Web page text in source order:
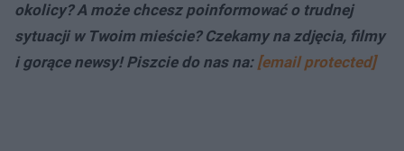
okolicy? A może chcesz poinformować o trudnej
sytuacji w Twoim mieście? Czekamy na zdjęcia, filmy
i gorące newsy! Piszcie do nas na: [email protected]